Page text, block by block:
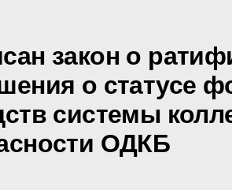
закон о
о статусе
системы
ОДКБ